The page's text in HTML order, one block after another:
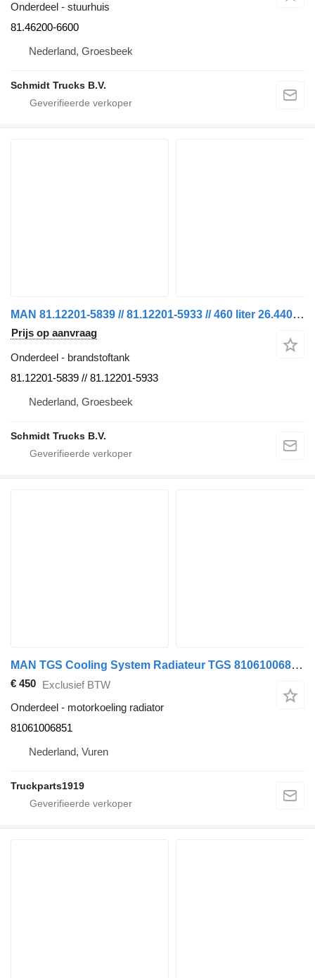
Onderdeel - stuurhuis
81.46200-6600
Nederland, Groesbeek
Schmidt Trucks B.V.
MAN 81.12201-5839 // 81.12201-5933 // 460 liter 26.440 EURO 6 model brandstoftank voor vrachtwagen
Prijs op aanvraag
Onderdeel - brandstoftank
81.12201-5839 // 81.12201-5933
Nederland, Groesbeek
Schmidt Trucks B.V.
MAN TGS Cooling System Radiateur TGS 81061006851 motorkoeling radiator voor vrachtwagen
€ 450 Exclusief BTW
Onderdeel - motorkoeling radiator
81061006851
Nederland, Vuren
Truckparts1919